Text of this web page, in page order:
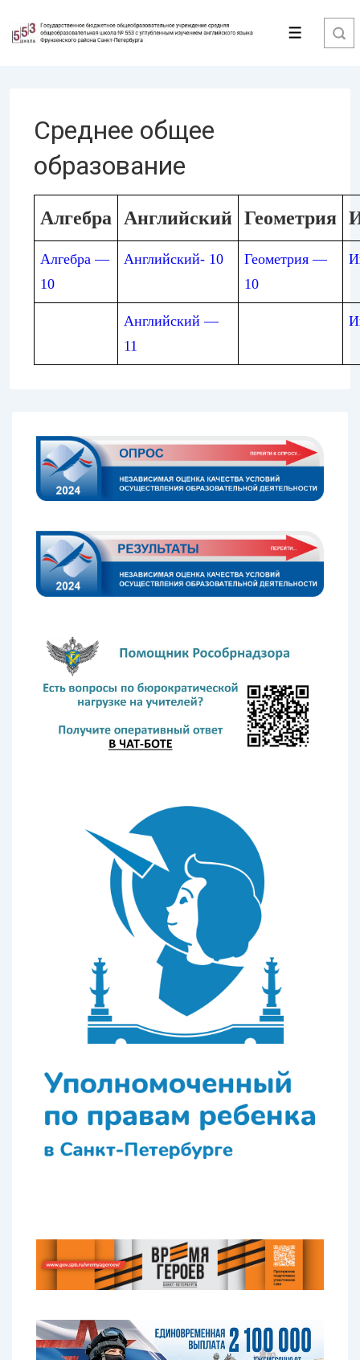
Перейти
Меню
Среднее общее
образование
Алгебра Английский Геометрия
Алгебра —
10
Английский- 10
Геометрия —
10
Английский —
11